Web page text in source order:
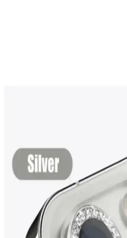
KVK iPhone 11 Ekran
Özellikleri Detaylı Analizi
KVK'nin iPhone 11 ekran koruyucu
şeffaflık ve dokunmatik hassasiyet
çeşitli koruma çözümleri sunar.
Fibaks iPhone 15 Pro Max
Karşılaştırması: Mat ve